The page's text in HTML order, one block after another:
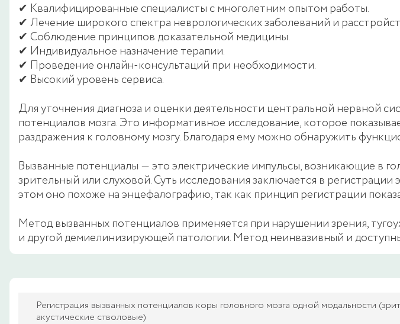
✔ Квалифицированные специалисты с многолетним опытом работы.
✔ Лечение широкого спектра неврологических заболеваний и
✔ Соблюдение принципов доказательной медицины.
✔ Индивидуальное назначение терапии.
✔ Проведение онлайн-консультаций при необходимости.
✔ Высокий уровень сервиса.
Для уточнения диагноза и оценки деятельности центральной нервной
потенциалов мозга. Это информативное исследование, которое
раздражения к головному мозгу. Благодаря ему можно обнаружить
Вызванные потенциалы ― это электрические импульсы, возникающие в
зрительный или слуховой. Суть исследования заключается в
этом оно похоже на энцефалографию, так как принцип регистрации
Метод вызванных потенциалов применяется при нарушении зрения,
и другой демиелинизирующей патологии. Метод неинвазивный и
Регистрация вызванных потенциалов коры головного мозга одной модальности
акустические стволовые)